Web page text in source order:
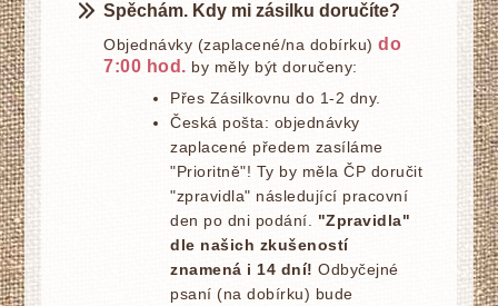
Spěchám. Kdy mi zásilku doručíte?
Objednávky (zaplacené/na dobírku)do
7:00 hod. by měly být doručeny:
Přes Zásilkovnu do 1-2 dny.
Česká pošta: objednávky
zaplacené předem zasíláme
"Prioritně"! Ty by měla ČP doručit
"zpravidla" následující pracovní
den po dni podání. "Zpravidla"
dle našich zkušeností
znamená i 14 dní!Odbyčejné
psaní (na dobírku) bude